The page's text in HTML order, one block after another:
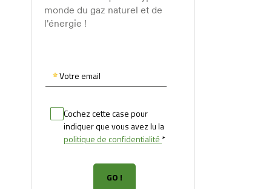
monde du gaz naturel et de
l'énergie !